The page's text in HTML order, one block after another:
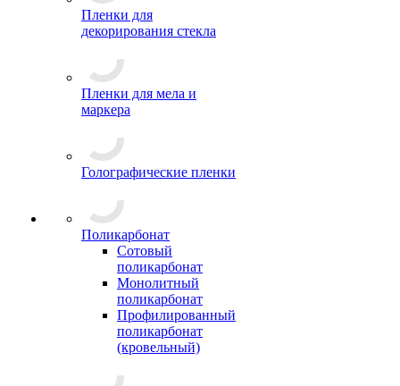
Пленки для
декорирования стекла
Пленки для мела и
маркера
Голографические пленки
Поликарбонат
Сотовый
поликарбонат
Монолитный
поликарбонат
Профилированный
поликарбонат
(кровельный)